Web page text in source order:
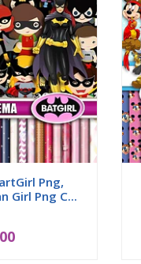
Png,
Girl Png C...